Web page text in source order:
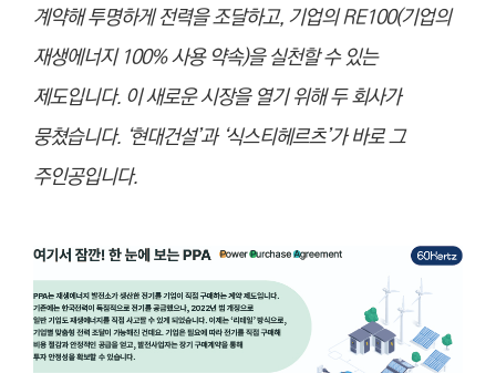
계약해 투명하게 전력을 조달하고, 기업의 RE100(기업의
재생에너지 100% 사용 약속)을 실천할 수 있는
제도입니다. 이 새로운 시장을 열기 위해 두 회사가
뭉쳤습니다. ‘현대건설’과 ‘식스티헤르츠’가 바로 그
주인공입니다.